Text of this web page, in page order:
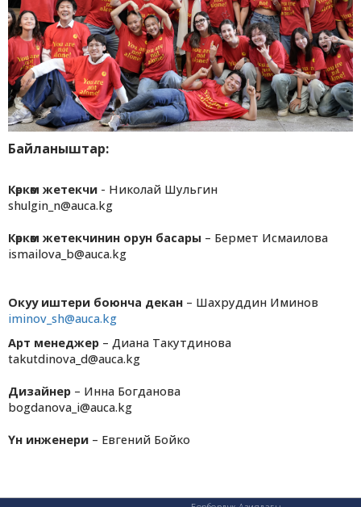
Байланыштар:
Көркөм жетекчи - Николай Шульгин
shulgin_n@auca.kg
Көркөм жетекчинин орун басары – Бермет Исмаилова
ismailova_b@auca.kg
Окуу иштери боюнча декан – Шахруддин Иминов
iminov_sh@auca.kg
Арт менеджер – Диана Такутдинова
takutdinova_d@auca.kg
Дизайнер – Инна Богданова
bogdanova_i@auca.kg
Үн инженери – Евгений Бойко